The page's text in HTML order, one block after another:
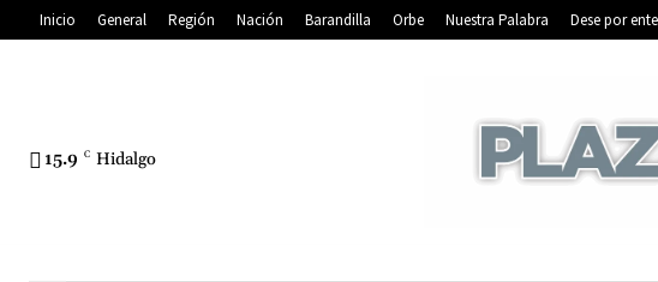
Inicio General Región Nación Barandilla Orbe Nuestra Palabra Dese por
15.9 C Hidalgo